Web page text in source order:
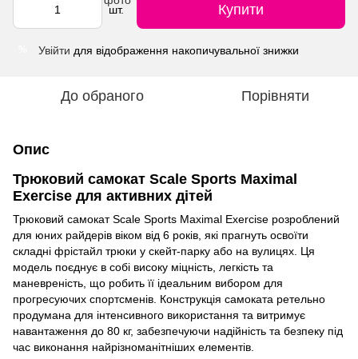
шт. Купити
Увійти для відображення накопичувальної знижки
До обраного Порівняти
Опис
Трюковий самокат Scale Sports Maximal
Exercise для активних дітей
Трюковий самокат Scale Sports Maximal Exercise розроблений
для юних райдерів віком від 6 років, які прагнуть освоїти
складні фрістайл трюки у скейт-парку або на вулицях. Ця
модель поєднує в собі високу міцність, легкість та
маневреність, що робить її ідеальним вибором для
прогресуючих спортсменів. Конструкція самоката ретельно
продумана для інтенсивного використання та витримує
навантаження до 80 кг, забезпечуючи надійність та безпеку під
час виконання найрізноманітніших елементів.